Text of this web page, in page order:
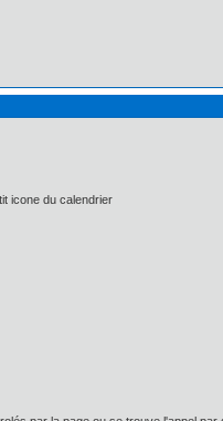
icone du calendrier